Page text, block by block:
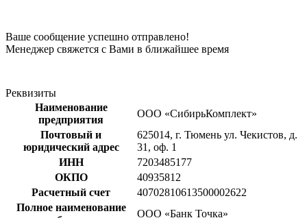
Ваше сообщение успешно отправлено!
Менеджер свяжется с Вами в ближайшее время
Реквизиты
Наименование
предприятия
ООО «СибирьКомплект»
Почтовый и
юридический адрес
625014, г. Тюмень ул. Чекистов, д.
31, оф. 1
ИНН
7203485177
ОКПО
40935812
Расчетный счет
40702810613500002622
Полное наименование
ООО «Банк Точка»